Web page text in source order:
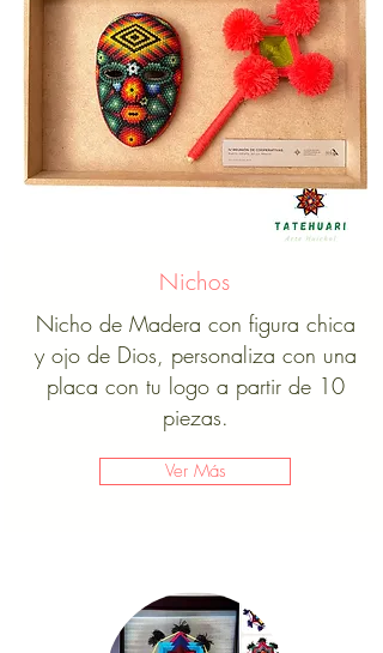
Nichos
Nicho de Madera con figura chica
y ojo de Dios, personaliza con una
placa con tu logo a partir de 10
piezas.
Ver Más